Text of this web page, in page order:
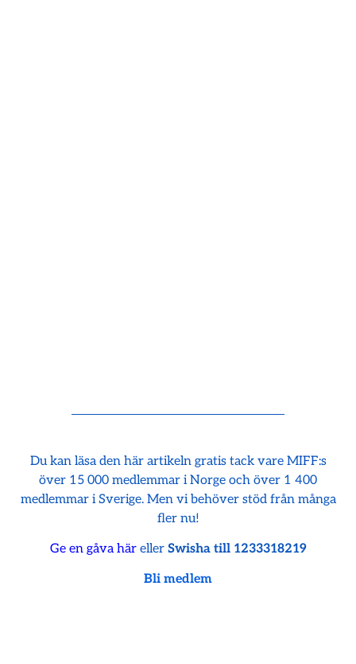
Du kan läsa den här artikeln gratis tack vare MIFF:s
över 15 000 medlemmar i Norge och över 1 400
medlemmar i Sverige. Men vi behöver stöd från många
fler nu!
Ge en gåva häreller Swisha till 1233318219
Bli medlem